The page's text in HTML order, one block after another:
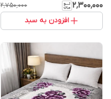
۲٬۳۰۰٬۰۰۰ ۲٬۷۵۰٬۰۰۰
افزودن به سبد